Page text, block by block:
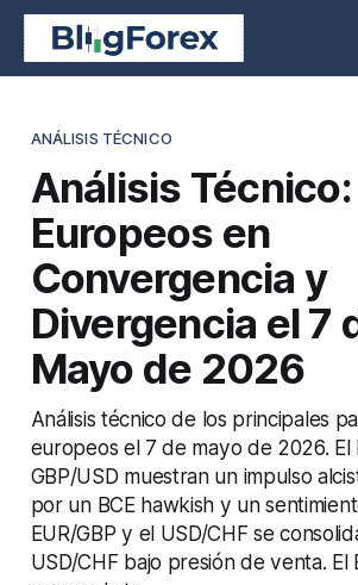
ANÁLISIS TÉCNICO
Análisis
Europeos en
Convergencia y
Divergencia el 7
Mayo de 2026
Análisis técnico de los principales
europeos el 7 de mayo de 2026. El
GBP/USD muestran un impulso
por un BCE hawkish y un
EUR/GBP y el USD/CHF se
USD/CHF bajo presión de venta. El